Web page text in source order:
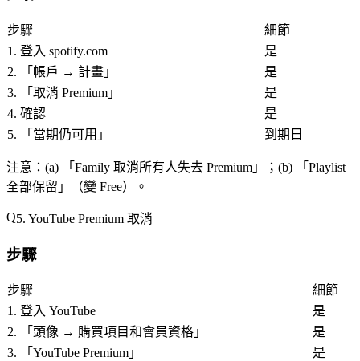
步驟
細節
1. 登入 spotify.com
是
2. 「 帳戶 → 計畫 」
是
3. 「 取消 Premium 」
是
4. 確認
是
5. 「 當期仍可用 」 到期日
注意 ：(a) 「 Family 取消所有人失去 Premium 」；(b) 「 Playlist
全部保留 」（變 Free）。
5. YouTube Premium 取消
步驟
步驟
細節
1. 登入 YouTube
是
2. 「 頭像 → 購買項目和會員資格 」
是
3. 「 YouTube Premium 」
是